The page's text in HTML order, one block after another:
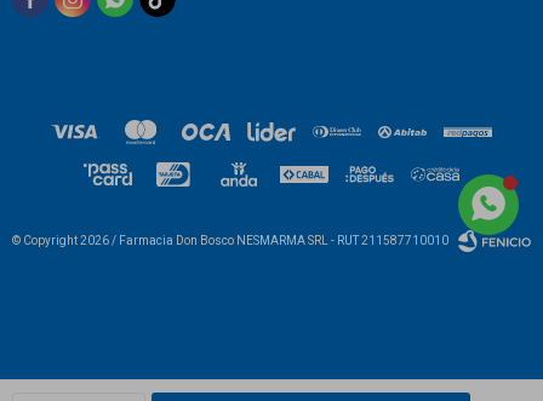
© Copyright 2026 / Farmacia Don Bosco NESMARMA SRL - RUT 211587710010